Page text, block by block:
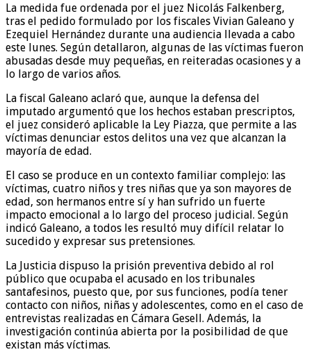
La medida fue ordenada por el juez Nicolás Falkenberg,
tras el pedido formulado por los fiscales Vivian Galeano y
Ezequiel Hernández durante una audiencia llevada a cabo
este lunes. Según detallaron, algunas de las víctimas fueron
abusadas desde muy pequeñas, en reiteradas ocasiones y a
lo largo de varios años.
La fiscal Galeano aclaró que, aunque la defensa del
imputado argumentó que los hechos estaban prescriptos,
el juez consideró aplicable la Ley Piazza, que permite a las
víctimas denunciar estos delitos una vez que alcanzan la
mayoría de edad.
El caso se produce en un contexto familiar complejo: las
víctimas, cuatro niños y tres niñas que ya son mayores de
edad, son hermanos entre sí y han sufrido un fuerte
impacto emocional a lo largo del proceso judicial. Según
indicó Galeano, a todos les resultó muy difícil relatar lo
sucedido y expresar sus pretensiones.
La Justicia dispuso la prisión preventiva debido al rol
público que ocupaba el acusado en los tribunales
santafesinos, puesto que, por sus funciones, podía tener
contacto con niños, niñas y adolescentes, como en el caso de
entrevistas realizadas en Cámara Gesell. Además, la
investigación continúa abierta por la posibilidad de que
existan más víctimas.